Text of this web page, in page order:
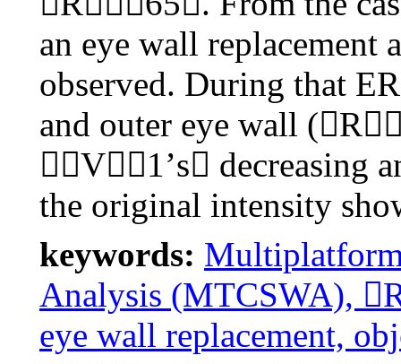
an eye wall replacement
observed. During that
and outer eye wall
V1’s decreasing
the original intensity
keywords:
Analysis (MTCSWA),
eye wall replacement,